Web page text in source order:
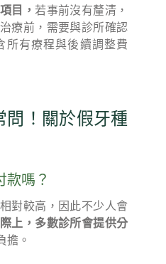
目，若事前沒有釐清，
療前，需要與診所確認
所有療程與後續調整費
問！關於假牙種
款嗎？
對較高，因此不少人會
上，多數診所會提供分
擔。